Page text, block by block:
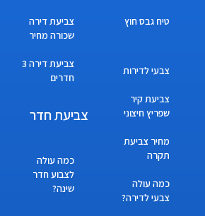
טיח גבס חוץ
צבעי לדירות
צביעת קיר
שפריץ חיצוני
מחיר צביעת
תקרה
כמה עולה
צבעי לדירה?
צביעת דירה
שכורה מחיר
צביעת דירה 3
חדרים
צביעת חדר
כמה עולה
לצבוע חדר
שינה?